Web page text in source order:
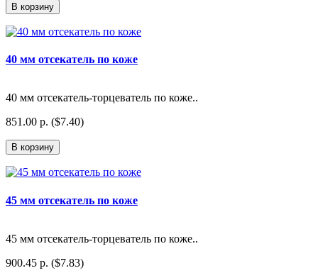
В корзину
40 мм отсекатель по коже
40 мм отсекатель-торцеватель по коже..
851.00 р. ($7.40)
В корзину
45 мм отсекатель по коже
45 мм отсекатель-торцеватель по коже..
900.45 р. ($7.83)